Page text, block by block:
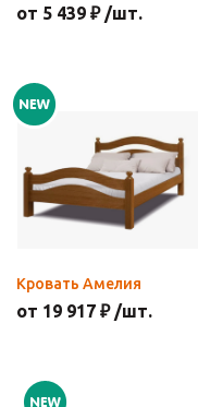
от 5 439 ₽ /шт.
Кровать Амелия
от 19 917 ₽ /шт.